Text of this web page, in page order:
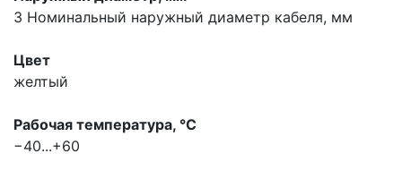
3 Номинальный наружный диаметр кабеля, мм
Цвет
желтый
Рабочая температура, °С
−40...+60